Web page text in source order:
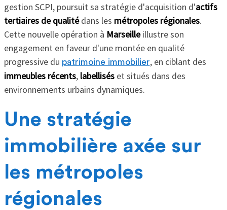
gestion SCPI, poursuit sa stratégie d'acquisition d'actifs
tertiaires de qualitédans les métropoles régionales.
Cette nouvelle opération à Marseilleillustre son
engagement en faveur d'une montée en qualité
progressive du patrimoine immobilier, en ciblant des
immeubles récents, labelliséset situés dans des
environnements urbains dynamiques.
Une stratégie
immobilière axée sur
les métropoles
régionales